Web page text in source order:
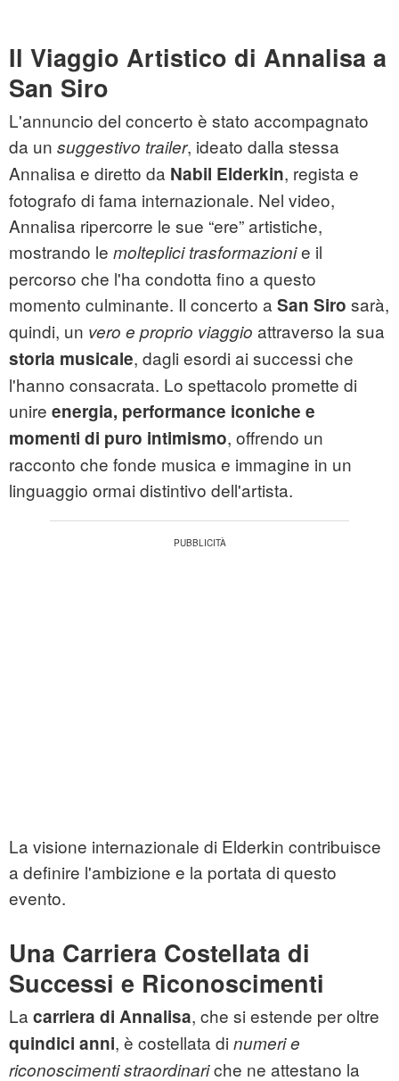
Il Viaggio Artistico di Annalisa a
San Siro
L'annuncio del concerto è stato accompagnato
da un suggestivo trailer, ideato dalla stessa
Annalisa e diretto da Nabil Elderkin, regista e
fotografo di fama internazionale. Nel video,
Annalisa ripercorre le sue “ere” artistiche,
mostrando le molteplici trasformazionie il
percorso che l'ha condotta fino a questo
momento culminante. Il concerto a San Siro sarà,
quindi, un vero e proprio viaggio attraverso la sua
storia musicale, dagli esordi ai successi che
l'hanno consacrata. Lo spettacolo promette di
unire energia, performance iconiche e
momenti di puro intimismo, offrendo un
racconto che fonde musica e immagine in un
linguaggio ormai distintivo dell'artista.
La visione internazionale di Elderkin contribuisce
a definire l'ambizione e la portata di questo
evento.
Una Carriera Costellata di
Successi e Riconoscimenti
La carriera di Annalisa, che si estende per oltre
quindici anni, è costellata di numeri e
riconoscimenti straordinariche ne attestano la